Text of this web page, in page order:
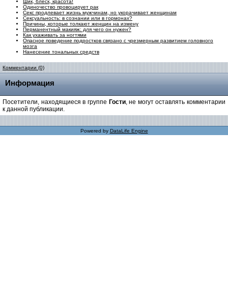
Шик, блеск, красота!
Одиночество провоцирует рак
Секс продлевает жизнь мужчинам, но укорачивает женщинам
Сексуальность: в сознании или в гормонах?
Причины, которые толкают женщин на измену
Перманентный макияж: для чего он нужен?
Как ухаживать за ногтями
Опасное поведение подростков связано с чрезмерным развитием головного
мозга
Нанесение тональных средств
Комментарии (0)
Информация
Посетители, находящиеся в группе Гости, не могут оставлять комментарии
к данной публикации.
Powered by DataLife Engine